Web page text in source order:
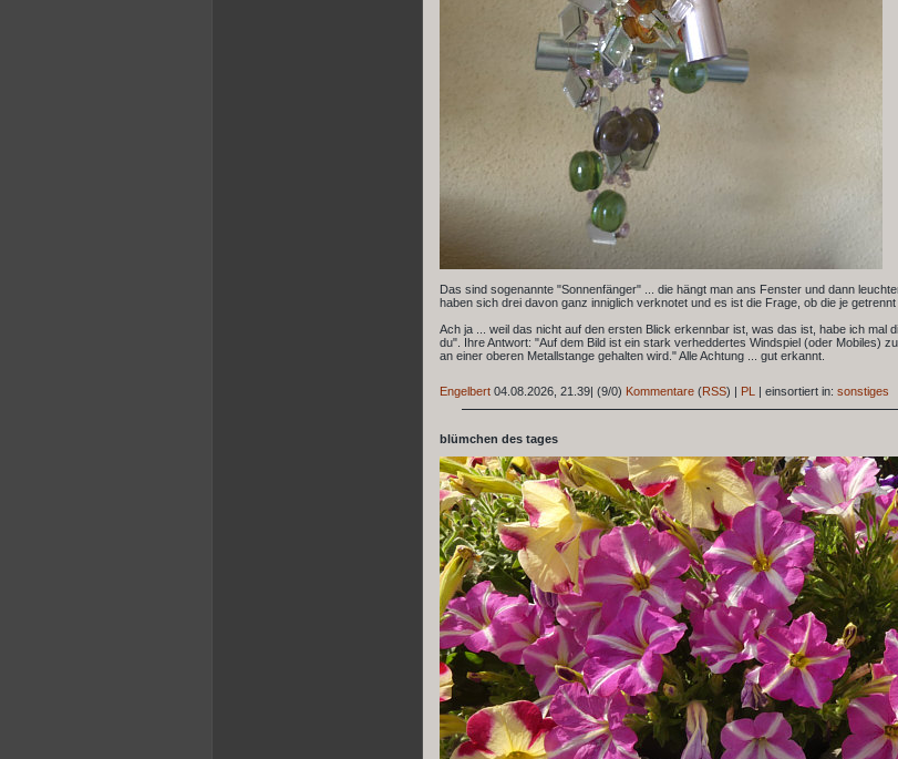
Das sind sogenannte "Sonnenfänger" ... die hängt man ans Fenster und dann
haben sich drei davon ganz inniglich verknotet und es ist die Frage, ob die je getrennt
Ach ja ... weil das nicht auf den ersten Blick erkennbar ist, was das ist, habe ich mal
du". Ihre Antwort: "Auf dem Bild ist ein stark verheddertes Windspiel (oder Mobiles)
an einer oberen Metallstange gehalten wird." Alle Achtung ... gut erkannt.
Engelbert 04.08.2026, 21.39| (9/0) Kommentare (RSS) | PL | einsortiert in: sonstiges
blümchen des tages